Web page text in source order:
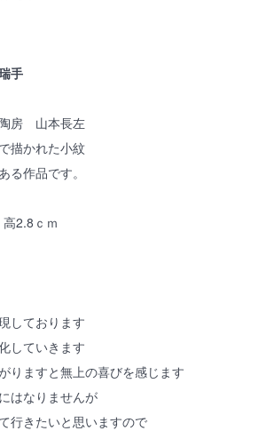
手
房 山本長左
描かれた小紋
る作品です。
2.8ｃｍ
しております
していきます
りますと無上の喜びを感じます
はなりませんが
行きたいと思いますので